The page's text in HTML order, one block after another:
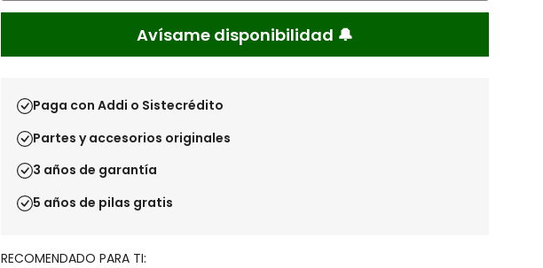
Avísame disponibilidad 🔔
Paga con Addi o Sistecrédito
Partes y accesorios originales
3 años de garantía
5 años de pilas gratis
RECOMENDADO PARA TI: